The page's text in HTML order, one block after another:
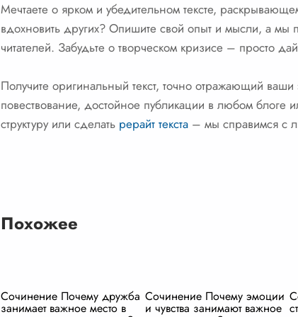
Мечтаете о ярком и убедительном тексте,
вдохновить других? Опишите свой опыт и мысли, а мы
читателей. Забудьте о творческом кризисе – просто
Получите оригинальный текст, точно отражающий
повествование, достойное публикации в любом блоге
структуру или сделать рерайт текста – мы справимся с
Похожее
Сочинение Почему дружба
занимает важное место в
Сочинение Почему эмоции
и чувства занимают важное